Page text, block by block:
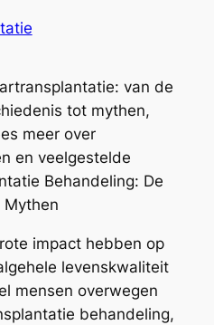
van de
tot mythen,
meer over
en veelgestelde
Behandeling: De
Mythen
impact hebben op
levenskwaliteit
mensen overwegen
behandeling,